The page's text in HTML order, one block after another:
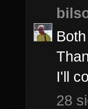
I'll
28